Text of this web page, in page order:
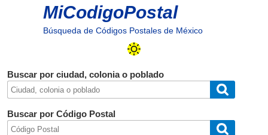
MiCodigoPostal
Búsqueda de Códigos Postales de México
Buscar por ciudad, colonia o poblado
Buscar por Código Postal